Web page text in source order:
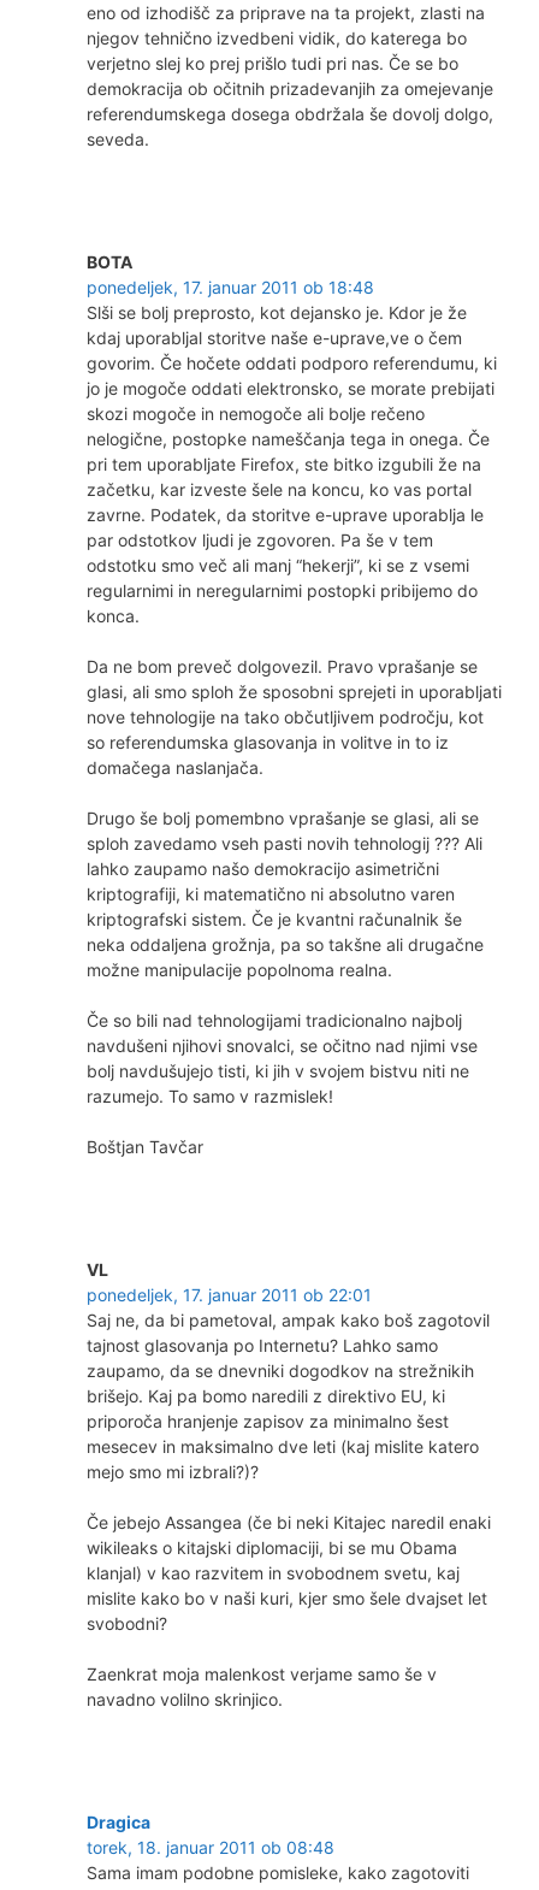
eno od izhodišč za priprave na ta projekt, zlasti na
njegov tehnično izvedbeni vidik, do katerega bo
verjetno slej ko prej prišlo tudi pri nas. Če se bo
demokracija ob očitnih prizadevanjih za omejevanje
referendumskega dosega obdržala še dovolj dolgo,
seveda.
BOTA
ponedeljek, 17. januar 2011 ob 18:48
Slši se bolj preprosto, kot dejansko je. Kdor je že
kdaj uporabljal storitve naše e-uprave,ve o čem
govorim. Če hočete oddati podporo referendumu, ki
jo je mogoče oddati elektronsko, se morate prebijati
skozi mogoče in nemogoče ali bolje rečeno
nelogične, postopke nameščanja tega in onega. Če
pri tem uporabljate Firefox, ste bitko izgubili že na
začetku, kar izveste šele na koncu, ko vas portal
zavrne. Podatek, da storitve e-uprave uporablja le
par odstotkov ljudi je zgovoren. Pa še v tem
odstotku smo več ali manj “hekerji”, ki se z vsemi
regularnimi in neregularnimi postopki pribijemo do
konca.
Da ne bom preveč dolgovezil. Pravo vprašanje se
glasi, ali smo sploh že sposobni sprejeti in uporabljati
nove tehnologije na tako občutljivem področju, kot
so referendumska glasovanja in volitve in to iz
domačega naslanjača.
Drugo še bolj pomembno vprašanje se glasi, ali se
sploh zavedamo vseh pasti novih tehnologij ??? Ali
lahko zaupamo našo demokracijo asimetrični
kriptografiji, ki matematično ni absolutno varen
kriptografski sistem. Če je kvantni računalnik še
neka oddaljena grožnja, pa so takšne ali drugačne
možne manipulacije popolnoma realna.
Če so bili nad tehnologijami tradicionalno najbolj
navdušeni njihovi snovalci, se očitno nad njimi vse
bolj navdušujejo tisti, ki jih v svojem bistvu niti ne
razumejo. To samo v razmislek!
Boštjan Tavčar
VL
ponedeljek, 17. januar 2011 ob 22:01
Saj ne, da bi pametoval, ampak kako boš zagotovil
tajnost glasovanja po Internetu? Lahko samo
zaupamo, da se dnevniki dogodkov na strežnikih
brišejo. Kaj pa bomo naredili z direktivo EU, ki
priporoča hranjenje zapisov za minimalno šest
mesecev in maksimalno dve leti (kaj mislite katero
mejo smo mi izbrali?)?
Če jebejo Assangea (če bi neki Kitajec naredil enaki
wikileaks o kitajski diplomaciji, bi se mu Obama
klanjal) v kao razvitem in svobodnem svetu, kaj
mislite kako bo v naši kuri, kjer smo šele dvajset let
svobodni?
Zaenkrat moja malenkost verjame samo še v
navadno volilno skrinjico.
Dragica
torek, 18. januar 2011 ob 08:48
Sama imam podobne pomisleke, kako zagotoviti